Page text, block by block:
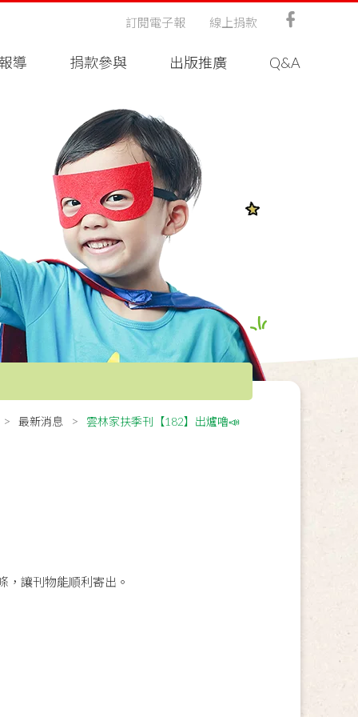
導 捐款參與 出版推廣 Q&A
訂閱電子報 線上捐款
最新消息 雲林家扶季刊【182】出爐嚕📣
，讓刊物能順利寄出。